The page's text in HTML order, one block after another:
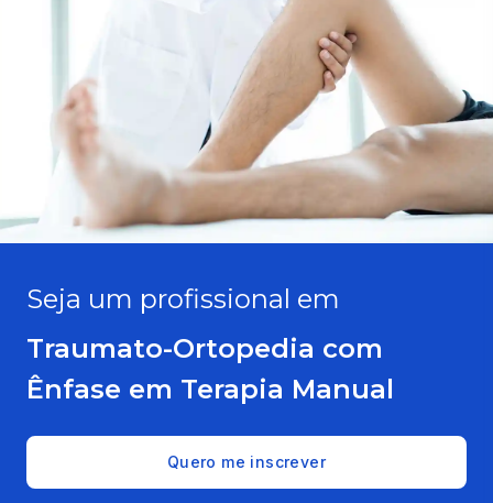
Seja um profissional em
Traumato-Ortopedia com
Ênfase em Terapia Manual
Quero me inscrever